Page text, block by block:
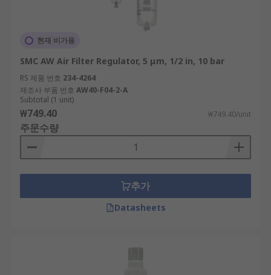
현재 비가용
SMC AW Air Filter Regulator, 5 μm, 1/2 in, 10 bar
RS 제품 번호 234-4264
제조사 부품 번호 AW40-F04-2-A
Subtotal (1 unit)
₩749.40 ₩749.40/unit
주문수량
추가
Datasheets